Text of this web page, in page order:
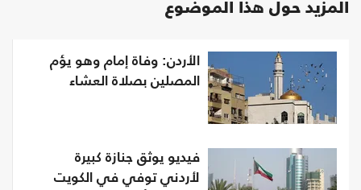
المزيد حول هذا الموضوع
الأردن: وفاة إمام وهو يؤم
المصلين بصلاة العشاء
فيديو يوثق جنازة كبيرة
لأردني توفي في الكويت